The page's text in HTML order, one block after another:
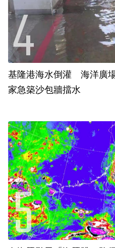
基隆港海水倒灌 海洋廣
家急築沙包牆擋水